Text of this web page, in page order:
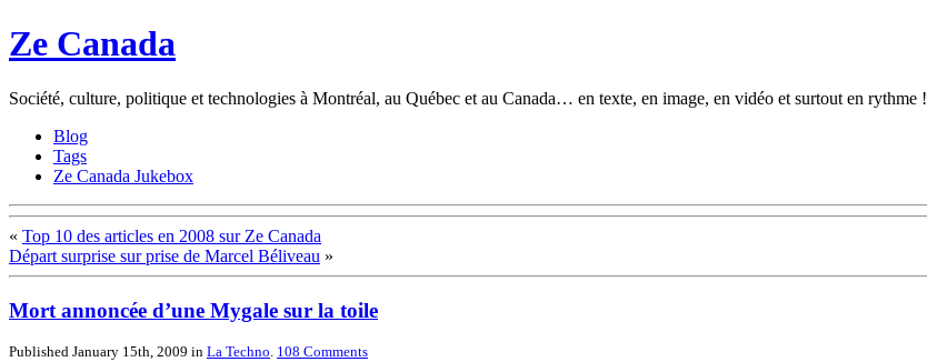
Ze Canada
Société, culture, politique et technologies à Montréal, au Québec et au Canada… en texte, en image, en vidéo et surtout en rythme !
Blog
Tags
Ze Canada Jukebox
« Top 10 des articles en 2008 sur Ze Canada
Départ surprise sur prise de Marcel Béliveau »
Mort annoncée d’une Mygale sur la toile
Published January 15th, 2009 in La Techno. 108 Comments